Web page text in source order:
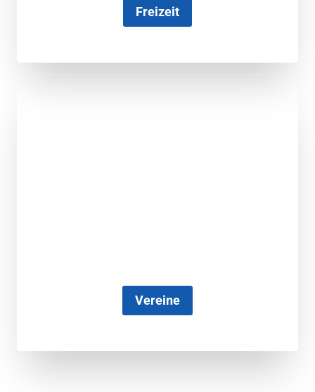
Freizeit
Vereine